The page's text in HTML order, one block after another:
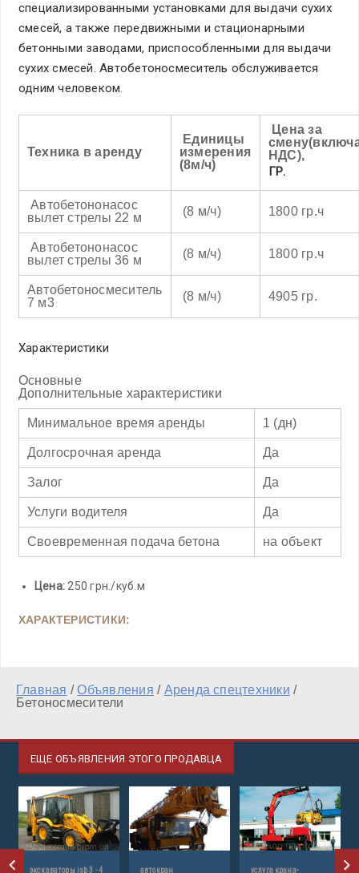
специализированными установками для выдачи сухих
смесей, а также передвижными и стационарными
бетонными заводами, приспособленными для выдачи
сухих смесей. Автобетоносмеситель обслуживается
одним человеком.
Техника в аренду
Единицы
измерения
(8м/ч)
Цена за
НДС),
ГР.
Автобетононасос
вылет стрелы 22 м
(8 м/ч) 1800 гр.ч
Автобетононасос
вылет стрелы 36 м
(8 м/ч) 1800 гр.ч
Автобетоносмеситель
7 м3
(8 м/ч) 4905 гр.
Характеристики
Основные
Дополнительные характеристики
Минимальное время аренды 1 (дн)
Долгосрочная аренда Да
Залог Да
Услуги водителя Да
Своевременная подача бетона на объект
Цена: 250 грн./куб.м
ХАРАКТЕРИСТИКИ:
Главная /Объявления / Аренда спецтехники /
Бетоносмесители
ЕЩЕ ОБЪЯВЛЕНИЯ ЭТОГО ПРОДАВЦА
экскаваторы jsb 3 - 4 автокран
услуга крана-